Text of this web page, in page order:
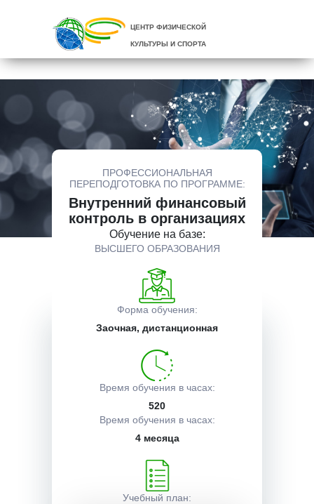
ЦЕНТР ФИЗИЧЕСКОЙ
КУЛЬТУРЫ И СПОРТА
ПРОФЕССИОНАЛЬНАЯ
ПЕРЕПОДГОТОВКА ПО ПРОГРАММЕ:
Внутренний финансовый
контроль в организациях
Обучение на базе:
ВЫСШЕГО ОБРАЗОВАНИЯ
Форма обучения:
Заочная, дистанционная
Время обучения в часах:
520
Время обучения в часах:
4 месяца
Учебный план:
Описание курса
Получаемые документы